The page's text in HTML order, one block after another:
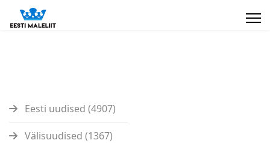
Eesti uudised (4907)
Välisuudised (1367)